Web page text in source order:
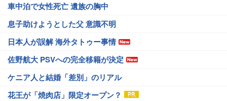
車中泊で女性死亡 遺族の胸中
息子助けようとした父 意識不明
日本人が誤解 海外タトゥー事情
佐野航大 PSVへの完全移籍が決定
ケニア人と結婚「差別」のリアル
花王が「焼肉店」限定オープン？